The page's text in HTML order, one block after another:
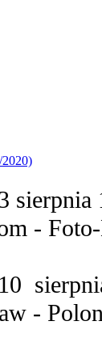
2020)
sierpnia
-
-